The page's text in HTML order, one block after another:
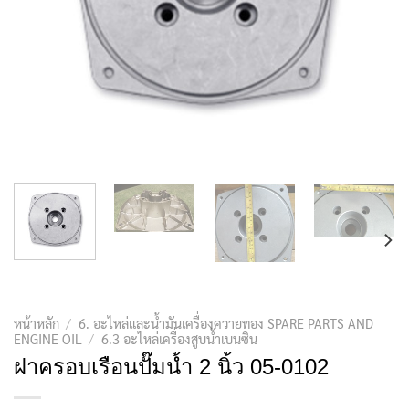
หน้าหลัก / 6. อะไหล่และน้ำมันเครื่องควายทอง SPARE PARTS AND
ENGINE OIL
/ 6.3 อะไหล่เครื่องสูบน้ำเบนซิน
ฝาครอบเรือนปั๊มน้ำ 2 นิ้ว 05-0102